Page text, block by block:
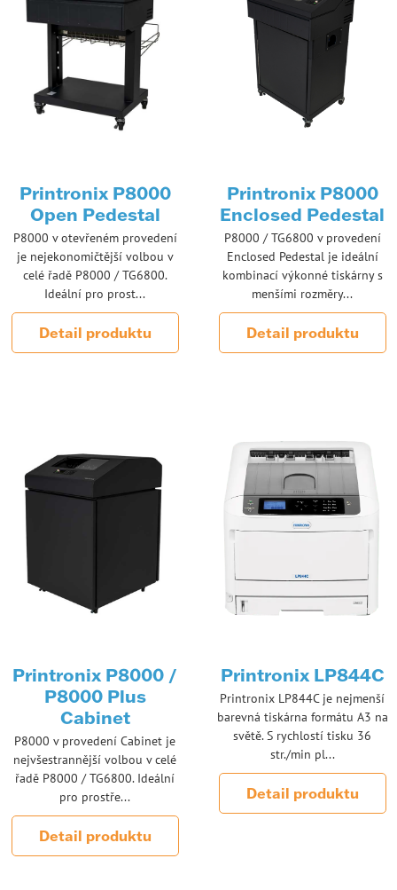
Printronix P8000
Open Pedestal
P8000 v otevřeném provedení
je nejekonomičtější volbou v
celé řadě P8000 / TG6800.
Ideální pro prost...
Detail produktu
Printronix P8000
Enclosed Pedestal
P8000 / TG6800 v provedení
Enclosed Pedestal je ideální
kombinací výkonné tiskárny s
menšími rozměry...
Detail produktu
Printronix P8000 /
P8000 Plus
Cabinet
P8000 v provedení Cabinet je
nejvšestrannější volbou v celé
řadě P8000 / TG6800. Ideální
pro prostře...
Detail produktu
Printronix LP844C
Printronix LP844C je nejmenší
barevná tiskárna formátu A3 na
světě. S rychlostí tisku 36
str./min pl...
Detail produktu